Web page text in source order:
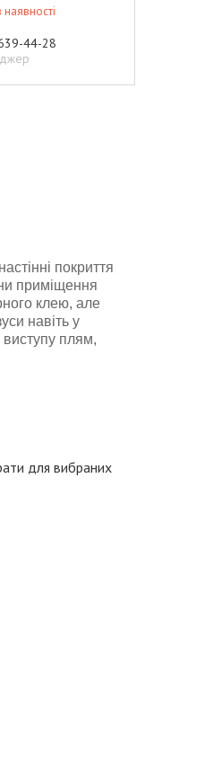
44-28
покриття
приміщення
клею, але
навіть у
виступу плям,
для вибраних